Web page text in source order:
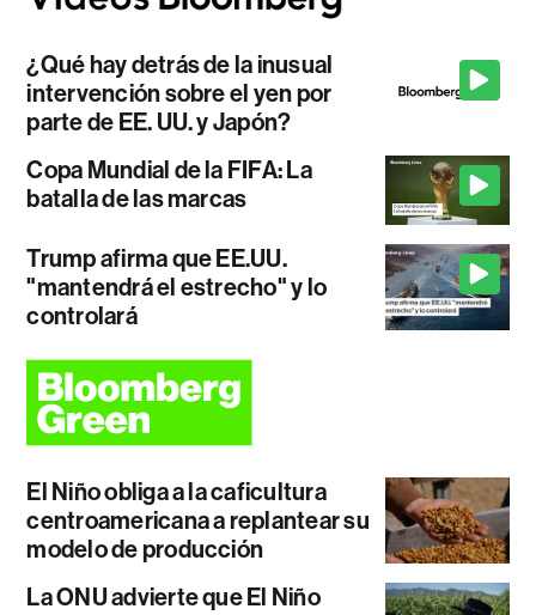
¿Qué hay detrás de la inusual
intervención sobre el yen por
parte de EE. UU. y Japón?
Copa Mundial de la FIFA: La
batalla de las marcas
Trump afirma que EE.UU.
"mantendrá el estrecho" y lo
controlará
El Niño obliga a la caficultura
centroamericana a replantear su
modelo de producción
La ONU advierte que El Niño